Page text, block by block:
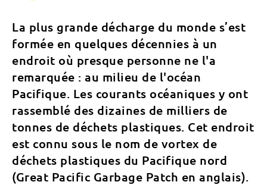
La plus grande décharge du monde s’est
formée en quelques décennies à un
endroit où presque personne ne l'a
remarquée : au milieu de l'océan
Pacifique. Les courants océaniques y ont
rassemblé des dizaines de milliers de
tonnes de déchets plastiques. Cet endroit
est connu sous le nom de vortex de
déchets plastiques du Pacifique nord
(Great Pacific Garbage Patch en anglais).